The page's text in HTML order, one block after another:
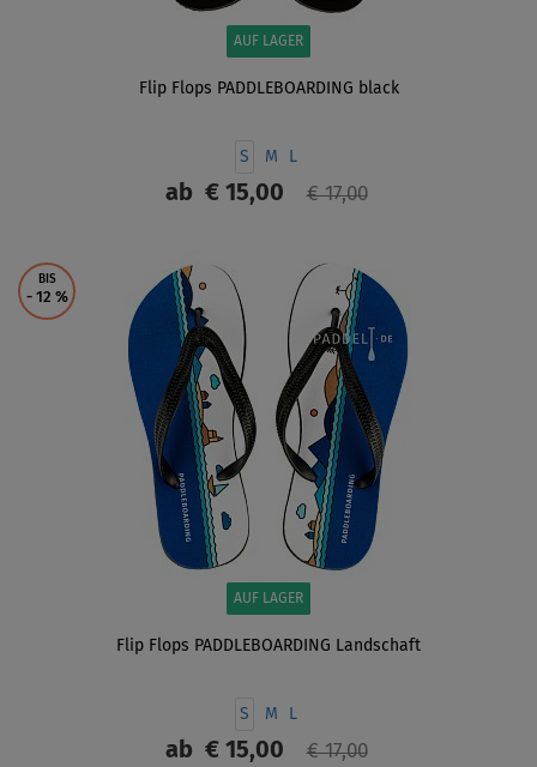
AUF LAGER
Flip Flops PADDLEBOARDING black
S M L
ab€ 15,00 € 17,00
BIS
- 12 %
AUF LAGER
Flip Flops PADDLEBOARDING Landschaft
S M L
ab€ 15,00 € 17,00